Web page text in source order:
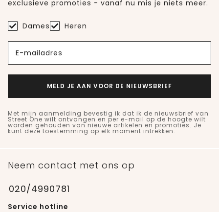
exclusieve promoties - vanaf nu mis je niets meer.
Dames Heren
E-mailadres
MELD JE AAN VOOR DE NIEUWSBRIEF
Met mijn aanmelding bevestig ik dat ik de nieuwsbrief van
Street One wilt ontvangen en per e-mail op de hoogte wilt
worden gehouden van nieuwe artikelen en promoties. Je
kunt deze toestemming op elk moment intrekken.
Neem contact met ons op
020/4990781
Service hotline